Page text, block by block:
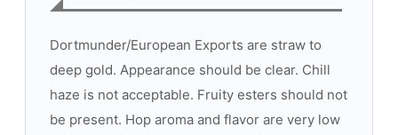
Dortmunder/European Exports are straw to
deep gold. Appearance should be clear. Chill
haze is not acceptable. Fruity esters should not
be present. Hop aroma and flavor are very low